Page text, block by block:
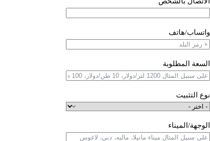
واتساب/هاتف
السعة المطلوبة
نوع التثبيت
الوجهة/الميناء